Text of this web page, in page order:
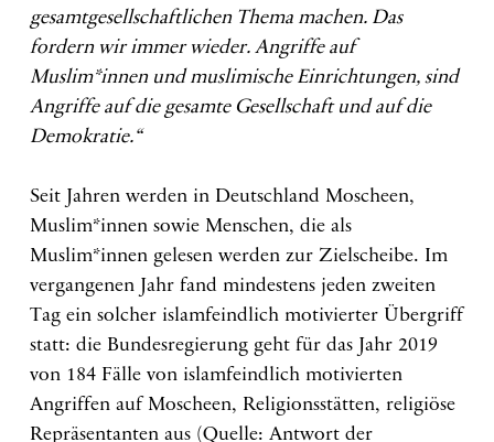
gesamtgesellschaftlichen Thema machen. Das
fordern wir immer wieder. Angriffe auf
Muslim*innen und muslimische Einrichtungen, sind
Angriffe auf die gesamte Gesellschaft und auf die
Demokratie.“
Seit Jahren werden in Deutschland Moscheen,
Muslim*innen sowie Menschen, die als
Muslim*innen gelesen werden zur Zielscheibe. Im
vergangenen Jahr fand mindestens jeden zweiten
Tag ein solcher islamfeindlich motivierter Übergriff
statt: die Bundesregierung geht für das Jahr 2019
von 184 Fälle von islamfeindlich motivierten
Angriffen auf Moscheen, Religionsstätten, religiöse
Repräsentanten aus (Quelle: Antwort der